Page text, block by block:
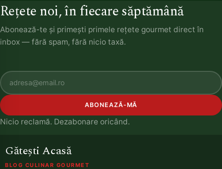
Rețete noi, în fiecare săptămână
Abonează-te și primești primele rețete gourmet direct în
inbox — fără spam, fără nicio taxă.
ABONEAZĂ-MĂ
Nicio reclamă. Dezabonare oricând.
Gătești Acasă
BLOG CULINAR GOURMET